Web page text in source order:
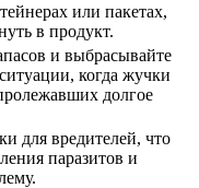
или пакетах,
в продукт.
и выбрасывайте
когда жучки
долгое
для вредителей, что
паразитов и